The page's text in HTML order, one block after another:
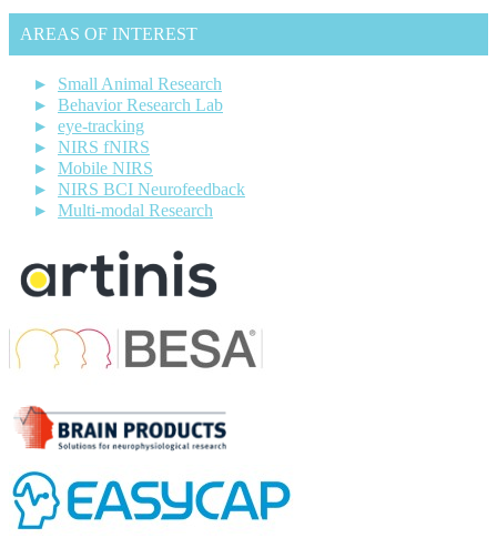
AREAS OF INTEREST
Small Animal Research
Behavior Research Lab
eye-tracking
NIRS fNIRS
Mobile NIRS
NIRS BCI Neurofeedback
Multi-modal Research